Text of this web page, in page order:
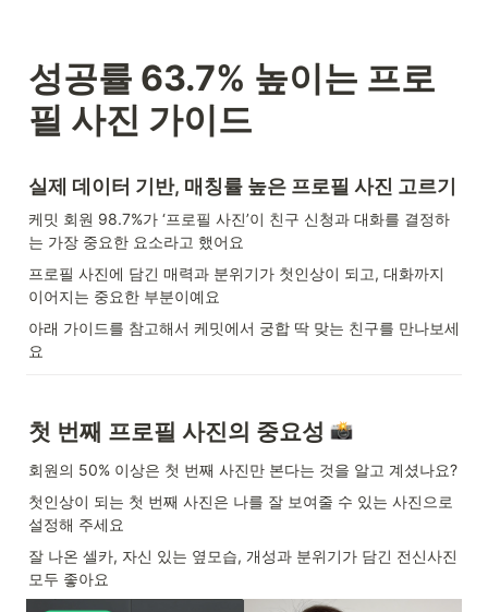
성공률 63.7% 높이는 프로
필 사진 가이드
실제 데이터 기반, 매칭률 높은 프로필 사진 고르기
케밋 회원 98.7%가 ‘프로필 사진’이 친구 신청과 대화를 결정하
는 가장 중요한 요소라고 했어요
프로필 사진에 담긴 매력과 분위기가 첫인상이 되고, 대화까지
이어지는 중요한 부분이예요
아래 가이드를 참고해서 케밋에서 궁합 딱 맞는 친구를 만나보세
요
첫 번째 프로필 사진의 중요성
회원의 50% 이상은 첫 번째 사진만 본다는 것을 알고 계셨나요?
첫인상이 되는 첫 번째 사진은 나를 잘 보여줄 수 있는 사진으로
설정해 주세요
잘 나온 셀카, 자신 있는 옆모습, 개성과 분위기가 담긴 전신사진
모두 좋아요